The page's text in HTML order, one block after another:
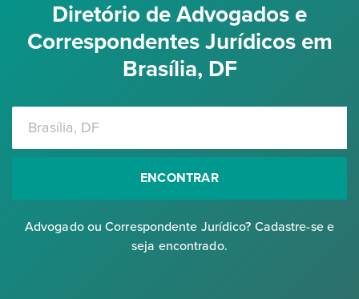
Diretório de Advogados e
Correspondentes Jurídicos em
Brasília, DF
ENCONTRAR
Advogado ou Correspondente Jurídico? Cadastre-se e
seja encontrado.